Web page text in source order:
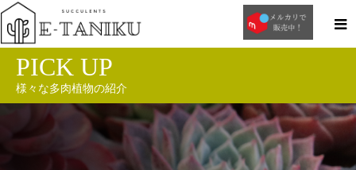
PICK UP
様々な多肉植物の紹介